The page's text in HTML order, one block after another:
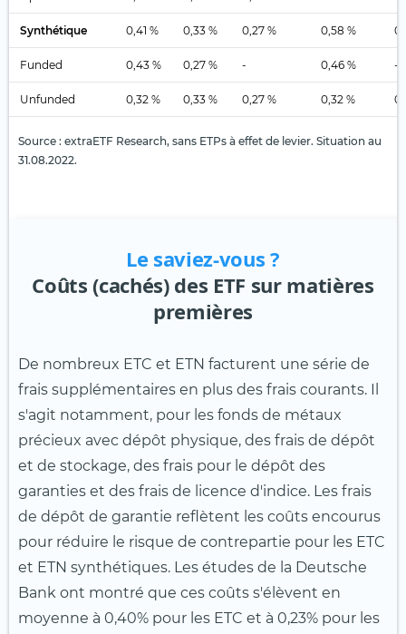
Synthétique 0,41 % 0,33 % 0,27 % 0,58 %
Funded 0,43 % 0,27 % - 0,46 % -
Unfunded 0,32 % 0,33 % 0,27 % 0,32 %
Source : extraETF Research, sans ETPs à effet de levier. Situation au
31.08.2022.
Le saviez-vous ?
Coûts (cachés) des ETF sur matières
premières
De nombreux ETC et ETN facturent une série de
frais supplémentaires en plus des frais courants. Il
s'agit notamment, pour les fonds de métaux
précieux avec dépôt physique, des frais de dépôt
et de stockage, des frais pour le dépôt des
garanties et des frais de licence d'indice. Les frais
de dépôt de garantie reflètent les coûts encourus
pour réduire le risque de contrepartie pour les ETC
et ETN synthétiques. Les études de la Deutsche
Bank ont montré que ces coûts s'élèvent en
moyenne à 0,40% pour les ETC et à 0,23% pour les